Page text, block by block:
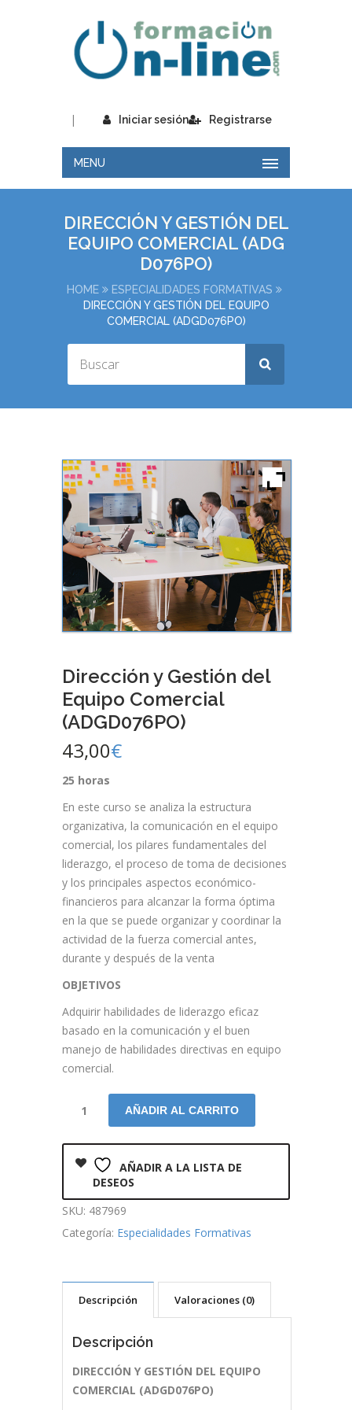
Iniciar sesión
| Registrarse
MENU
DIRECCIÓN Y GESTIÓN DEL
EQUIPO COMERCIAL (ADG
D076PO)
HOME
ESPECIALIDADES FORMATIVAS
DIRECCIÓN Y GESTIÓN DEL EQUIPO
COMERCIAL (ADGD076PO)
Dirección y Gestión del
Equipo Comercial
(ADGD076PO)
43,00€
25 horas
En este curso se analiza la estructura
organizativa, la comunicación en el equipo
comercial, los pilares fundamentales del
liderazgo, el proceso de toma de decisiones
y los principales aspectos económico-
financieros para alcanzar la forma óptima
en la que se puede organizar y coordinar la
actividad de la fuerza comercial antes,
durante y después de la venta
OBJETIVOS
Adquirir habilidades de liderazgo eficaz
basado en la comunicación y el buen
manejo de habilidades directivas en equipo
comercial.
AÑADIR AL CARRITO
AÑADIR A LA LISTA DE
DESEOS
SKU: 487969
Categoría: Especialidades Formativas
Descripción Valoraciones (0)
Descripción
DIRECCIÓN Y GESTIÓN DEL EQUIPO
COMERCIAL (ADGD076PO)